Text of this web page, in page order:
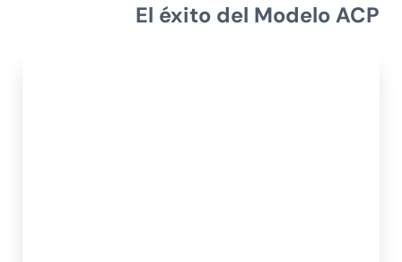
El éxito del Modelo ACP